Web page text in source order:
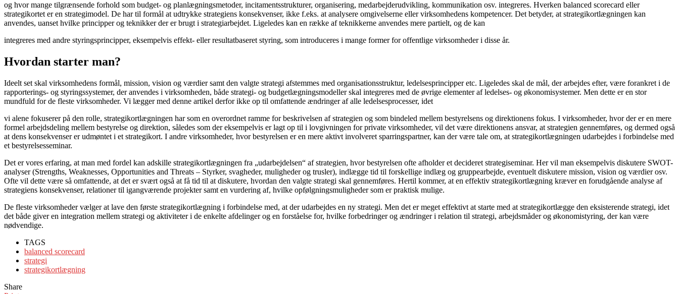
og hvor mange tilgrænsende forhold som budget- og planlægningsmetoder, incitamentsstrukturer, organisering, medarbejderudvikling, kommunikation osv. integreres. Hverken balanced scorecard eller
strategikortet er en strategimodel. De har til formål at udtrykke strategiens konsekvenser, ikke f.eks. at analysere omgivelserne eller virksomhedens kompetencer. Det betyder, at strategikortlægningen kan
anvendes, uanset hvilke principper og teknikker der er brugt i strategiarbejdet. Ligeledes kan en række af teknikkerne anvendes mere partielt, og de kan
integreres med andre styringsprincipper, eksempelvis effekt- eller resultatbaseret styring, som introduceres i mange former for offentlige virksomheder i disse år.
Hvordan starter man?
Ideelt set skal virksomhedens formål, mission, vision og værdier samt den valgte strategi afstemmes med organisationsstruktur, ledelsesprincipper etc. Ligeledes skal de mål, der arbejdes efter, være forankret i de
rapporterings- og styringssystemer, der anvendes i virksomheden, både strategi- og budgetlægningsmodeller skal integreres med de øvrige elementer af ledelses- og økonomisystemer. Men dette er en stor
mundfuld for de fleste virksomheder. Vi lægger med denne artikel derfor ikke op til omfattende ændringer af alle ledelsesprocesser, idet
vi alene fokuserer på den rolle, strategikortlægningen har som en overordnet ramme for beskrivelsen af strategien og som bindeled mellem bestyrelsens og direktionens fokus. I virksomheder, hvor der er en mere
formel arbejdsdeling mellem bestyrelse og direktion, således som der eksempelvis er lagt op til i lovgivningen for private virksomheder, vil det være direktionens ansvar, at strategien gennemføres, og dermed også
at dens konsekvenser er udmøntet i et strategikort. I andre virksomheder, hvor bestyrelsen er en mere aktivt involveret sparringspartner, kan der være tale om, at strategikortlægningen udarbejdes i forbindelse med
et bestyrelsesseminar.
Det er vores erfaring, at man med fordel kan adskille strategikortlægningen fra „udarbejdelsen“ af strategien, hvor bestyrelsen ofte afholder et decideret strategiseminar. Her vil man eksempelvis diskutere SWOT-
analyser (Strengths, Weaknesses, Opportunities and Threats – Styrker, svagheder, muligheder og trusler), indlægge tid til forskellige indlæg og gruppearbejde, eventuelt diskutere mission, vision og værdier osv.
Ofte vil dette være så omfattende, at det er svært også at få tid til at diskutere, hvordan den valgte strategi skal gennemføres. Hertil kommer, at en effektiv strategikortlægning kræver en forudgående analyse af
strategiens konsekvenser, relationer til igangværende projekter samt en vurdering af, hvilke opfølgningsmuligheder som er praktisk mulige.
De fleste virksomheder vælger at lave den første strategikortlægning i forbindelse med, at der udarbejdes en ny strategi. Men det er meget effektivt at starte med at strategikortlægge den eksisterende strategi, idet
det både giver en integration mellem strategi og aktiviteter i de enkelte afdelinger og en forståelse for, hvilke forbedringer og ændringer i relation til strategi, arbejdsmåder og økonomistyring, der kan være
nødvendige.
TAGS
balanced scorecard
strategi
strategikortlægning
Share